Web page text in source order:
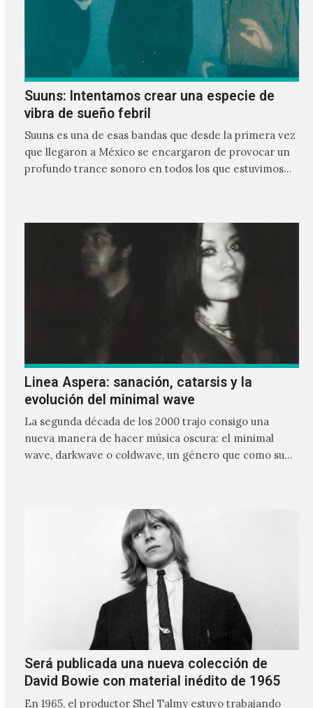
Suuns: Intentamos crear una especie de
vibra de sueño febril
Suuns es una de esas bandas que desde la primera vez
que llegaron a México se encargaron de provocar un
profundo trance sonoro en todos los que estuvimos
Linea Aspera: sanación, catarsis y la
evolución del minimal wave
La segunda década de los 2000 trajo consigo una
nueva manera de hacer música oscura: el minimal
wave, darkwave o coldwave, un género que como su
Será publicada una nueva colección de
David Bowie con material inédito de 1965
En 1965, el productor Shel Talmy estuvo trabajando